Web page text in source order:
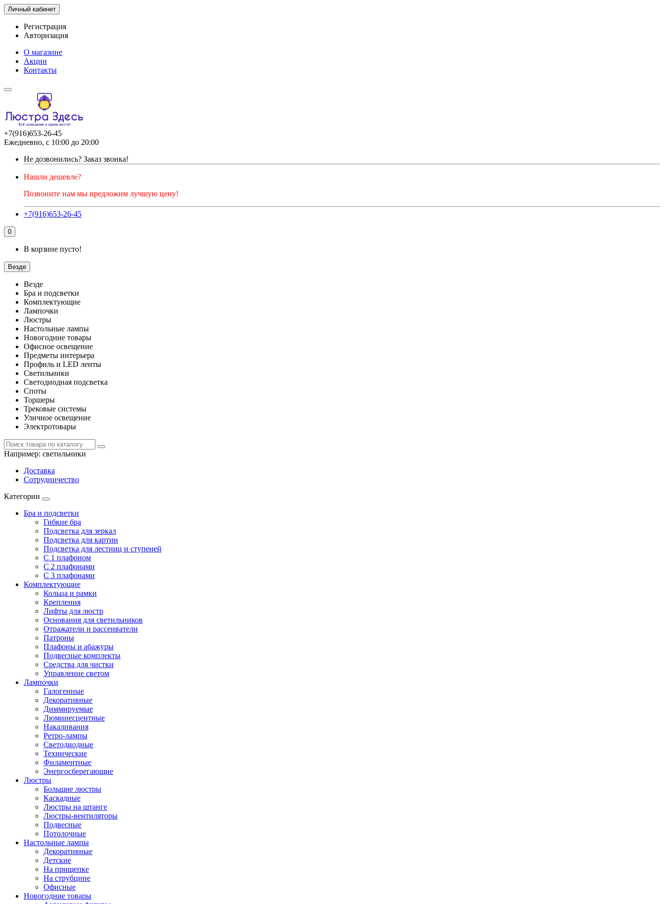
Личный кабинет
Регистрация
Авторизация
О магазине
Акции
Контакты
+7(916)653-26-45
Ежедневно, с 10:00 до 20:00
Не дозвонились? Заказ звонка!
Нашли дешевле?
Позвоните нам мы предложим лучшую цену!
+7(916)653-26-45
0
В корзине пусто!
Везде
Везде
Бра и подсветки
Комплектующие
Лампочки
Люстры
Настольные лампы
Новогодние товары
Офисное освещение
Предметы интерьера
Профиль и LED ленты
Светильники
Светодиодная подсветка
Споты
Торшеры
Трековые системы
Уличное освещение
Электротовары
Например: светильники
Доставка
Сотрудничество
Категории
Бра и подсветки
Гибкие бра
Подсветка для зеркал
Подсветка для картин
Подсветка для лестниц и ступеней
С 1 плафоном
С 2 плафонами
С 3 плафонами
Комплектующие
Кольца и рамки
Крепления
Лифты для люстр
Основания для светильников
Отражатели и рассеиватели
Патроны
Плафоны и абажуры
Подвесные комплекты
Средства для чистки
Управление светом
Лампочки
Галогенные
Декоративные
Диммируемые
Люминесцентные
Накаливания
Ретро-лампы
Светодиодные
Технические
Филаментные
Энергосберегающие
Люстры
Большие люстры
Каскадные
Люстры на штанге
Люстры-вентиляторы
Подвесные
Потолочные
Настольные лампы
Декоративные
Детские
На прищепке
На струбцине
Офисные
Новогодние товары